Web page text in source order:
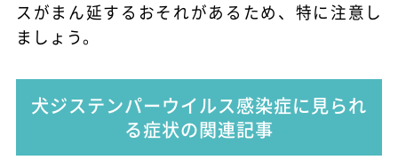
スがまん延するおそれがあるため、特に注意し
ましょう。
犬ジステンパーウイルス感染症に見られ
る症状の関連記事